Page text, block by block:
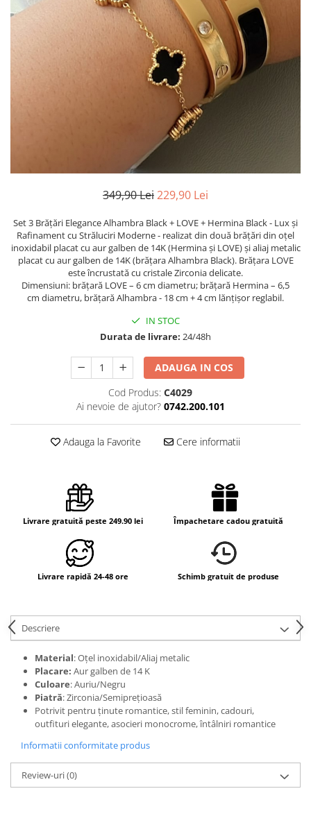
349,90 Lei229,90 Lei
Set 3 Brățări Elegance Alhambra Black + LOVE + Hermina Black - Lux și
Rafinament cu Străluciri Moderne - realizat din două brățări din oțel
inoxidabil placat cu aur galben de 14K (Hermina și LOVE) și aliaj metalic
placat cu aur galben de 14K (brățara Alhambra Black). Brățara LOVE
este încrustată cu cristale Zirconia delicate.
Dimensiuni: brățară LOVE – 6 cm diametru; brățară Hermina – 6,5
cm diametru, brățară Alhambra - 18 cm + 4 cm lănțișor reglabil.
IN STOC
Durata de livrare: 24/48h
ADAUGA IN COS
Cod Produs: C4029
Ai nevoie de ajutor? 0742.200.101
Adauga la Favorite Cere informatii
Livrare gratuită peste 249.90 lei Împachetare cadou gratuită
Livrare rapidă 24-48 ore Schimb gratuit de produse
Descriere
Material: Oțel inoxidabil/Aliaj metalic
Placare: Aur galben de 14 K
Culoare: Auriu/Negru
Piatră: Zirconia/Semiprețioasă
Potrivit pentru ținute romantice, stil feminin, cadouri,
outfituri elegante, asocieri monocrome, întâlniri romantice
Informatii conformitate produs
Review-uri(0)